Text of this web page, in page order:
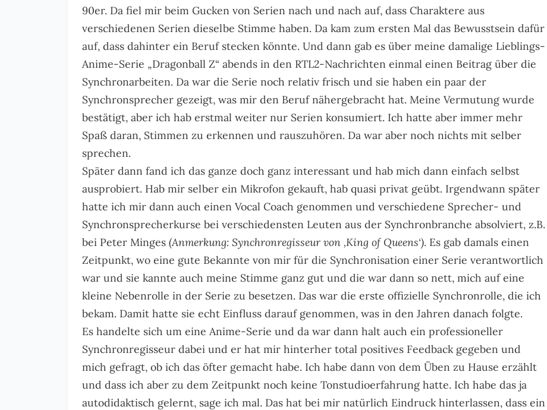
90er. Da fiel mir beim Gucken von Serien nach und nach auf, dass Charaktere aus
verschiedenen Serien dieselbe Stimme haben. Da kam zum ersten Mal das Bewusstsein dafür
auf, dass dahinter ein Beruf stecken könnte. Und dann gab es über meine damalige Lieblings-
Anime-Serie „Dragonball Z“ abends in den RTL2-Nachrichten einmal einen Beitrag über die
Synchronarbeiten. Da war die Serie noch relativ frisch und sie haben ein paar der
Synchronsprecher gezeigt, was mir den Beruf nähergebracht hat. Meine Vermutung wurde
bestätigt, aber ich hab erstmal weiter nur Serien konsumiert. Ich hatte aber immer mehr
Spaß daran, Stimmen zu erkennen und rauszuhören. Da war aber noch nichts mit selber
sprechen.
Später dann fand ich das ganze doch ganz interessant und hab mich dann einfach selbst
ausprobiert. Hab mir selber ein Mikrofon gekauft, hab quasi privat geübt. Irgendwann später
hatte ich mir dann auch einen Vocal Coach genommen und verschiedene Sprecher- und
Synchronsprecherkurse bei verschiedensten Leuten aus der Synchronbranche absolviert, z.B.
bei Peter Minges (Anmerkung: Synchronregisseur von ‚King of Queens‘). Es gab damals einen
Zeitpunkt, wo eine gute Bekannte von mir für die Synchronisation einer Serie verantwortlich
war und sie kannte auch meine Stimme ganz gut und die war dann so nett, mich auf eine
kleine Nebenrolle in der Serie zu besetzen. Das war die erste offizielle Synchronrolle, die ich
bekam. Damit hatte sie echt Einfluss darauf genommen, was in den Jahren danach folgte.
Es handelte sich um eine Anime-Serie und da war dann halt auch ein professioneller
Synchronregisseur dabei und er hat mir hinterher total positives Feedback gegeben und
mich gefragt, ob ich das öfter gemacht habe. Ich habe dann von dem Üben zu Hause erzählt
und dass ich aber zu dem Zeitpunkt noch keine Tonstudioerfahrung hatte. Ich habe das ja
autodidaktisch gelernt, sage ich mal. Das hat bei mir natürlich Eindruck hinterlassen, dass ein